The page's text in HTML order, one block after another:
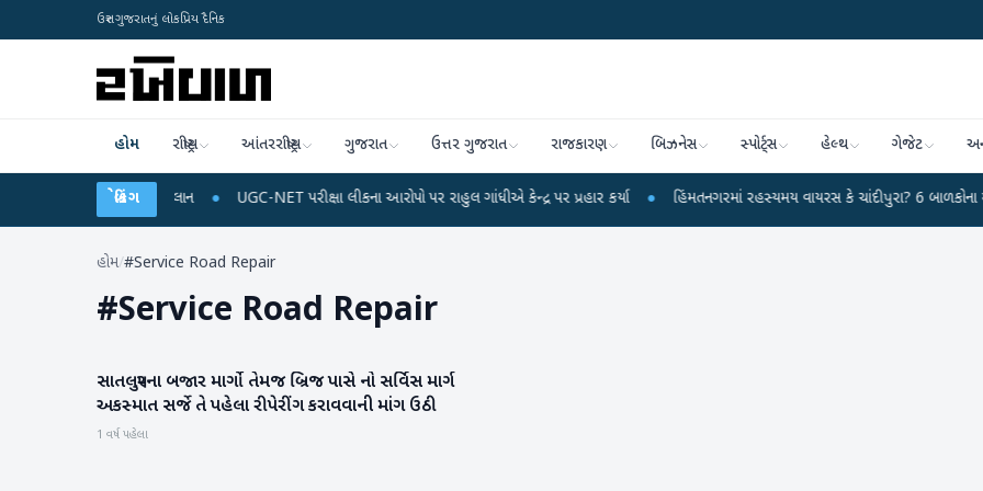
ઉત્તર ગુજરાતનું લોકપ્રિય દૈનિક
હોમ રાષ્ટ્રીય આંતરરાષ્ટ્રીય ગુજરાત ઉત્તર ગુજરાત રાજકારણ બિઝનેસ સ્પોર્ટ્સ હેલ્થ ગેજેટ
બ્રેકિંગ
અને ડેટા પ્લાન UGC-NET પરીક્ષા લીકના આરોપો પર રાહુલ ગાંધીએ કેન્દ્ર પર પ્રહાર કર્યા ● હિંમતનગરમાં રહસ્યમય વાયરસ કે ચાંદીપુરા? 6 બાળકોના મોતથી
હોમ/#Service Road Repair
#Service Road Repair
પાટણ
સાતલપુરના બજાર માર્ગો તેમજ બ્રિજ પાસે નો સર્વિસ માર્ગ
અકસ્માત સર્જે તે પહેલા રીપેરીંગ કરાવવાની માંગ ઉઠી
1 વર્ષ પહેલા